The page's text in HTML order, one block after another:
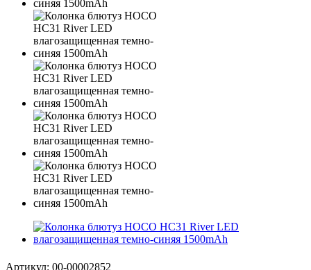
Артикул: 00-00002852